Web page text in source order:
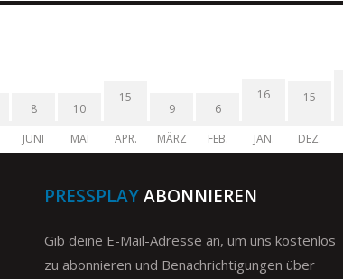
8
JUNI
10
MAI
15
APR.
9
MÄRZ
6
FEB.
16
JAN.
15
DEZ.
PRESSPLAYABONNIEREN
Gib deine E-Mail-Adresse an, um uns kostenlos
zu abonnieren und Benachrichtigungen über